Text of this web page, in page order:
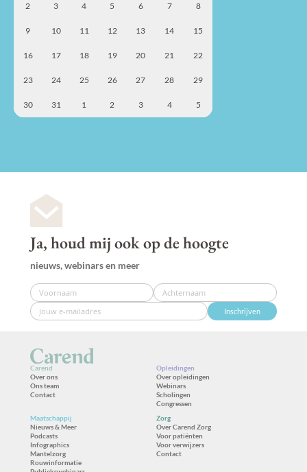
2 3 4 5 6 7 8
9 10 11 12 13 14 15
16 17 18 19 20 21 22
23 24 25 26 27 28 29
30 31 1 2 3 4 5
Ja, houd mij ook op de hoogte
nieuws, webinars en meer
Inschrijven
Carend
Over ons
Ons team
Contact
Opleidingen
Over opleidingen
Webinars
Scholingen
Congressen
Maatschappij
Nieuws & Meer
Podcasts
Infographics
Mantelzorg
Rouwinformatie
Zorg
Over Carend Zorg
Voor patiënten
Voor verwijzers
Contact